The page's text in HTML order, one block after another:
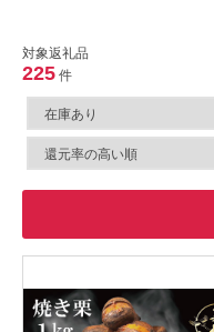
対象返礼品
225 件